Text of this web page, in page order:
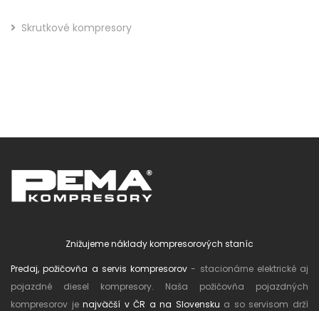
Skrutkové kompresory
Znižujeme náklady kompresorových staníc
Predaj, požičovňa a servis kompresorov - stacionárne elektrické aj
pojazdné diesel kompresory. Naša požičovňa pojazdných
kompresorov jenajväčší v ČR a na Slovensku a so servisom drží